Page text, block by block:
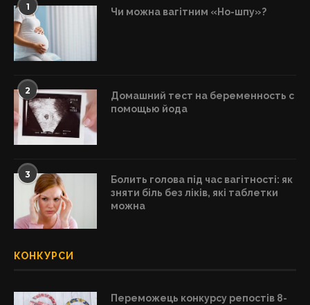
1 Чи можна вагітним «Но-шпу»?
2
Домашний тест на беременность с
помощью йода
3
Болить голова під час вагітності: як
зняти біль без ліків, які таблетки
можна
КОНКУРСИ
Переможець конкурсу репостів 8-